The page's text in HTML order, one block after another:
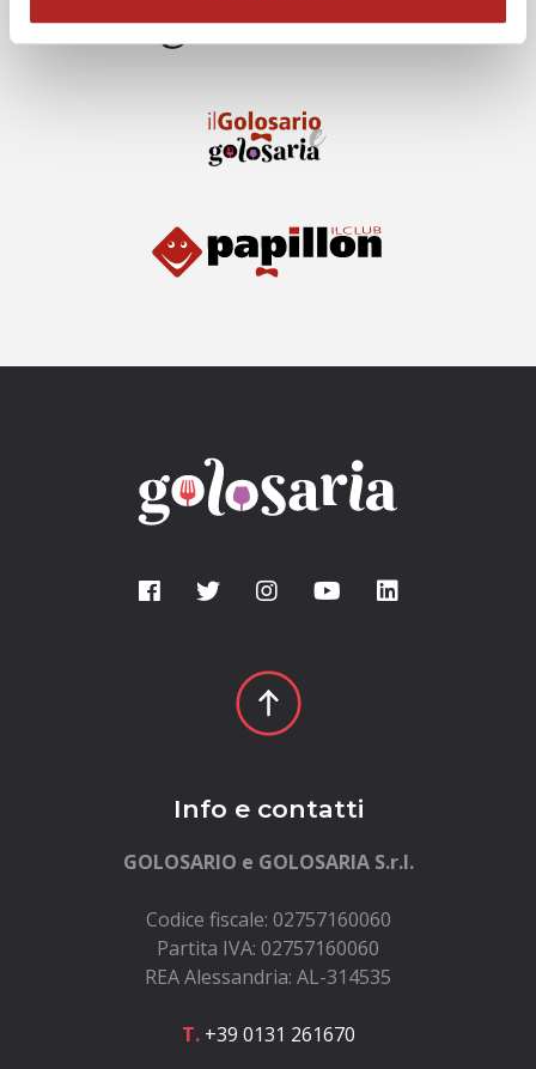
Info e contatti
GOLOSARIO e GOLOSARIA S.r.l.
Codice fiscale: 02757160060
Partita IVA: 02757160060
REA Alessandria: AL-314535
T.+39 0131 261670